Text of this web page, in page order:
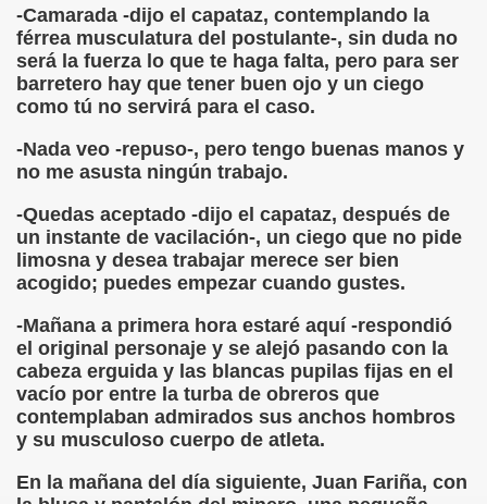
-Camarada -dijo el capataz, contemplando la
férrea musculatura del postulante-, sin duda no
será la fuerza lo que te haga falta, pero para ser
barretero hay que tener buen ojo y un ciego
como tú no servirá para el caso.
-Nada veo -repuso-, pero tengo buenas manos y
no me asusta ningún trabajo.
-Quedas aceptado -dijo el capataz, después de
un instante de vacilación-, un ciego que no pide
limosna y desea trabajar merece ser bien
acogido; puedes empezar cuando gustes.
-Mañana a primera hora estaré aquí -respondió
el original personaje y se alejó pasando con la
cabeza erguida y las blancas pupilas fijas en el
vacío por entre la turba de obreros que
contemplaban admirados sus anchos hombros
y su musculoso cuerpo de atleta.
En la mañana del día siguiente, Juan Fariña, con
Paz)
Figueroa)
(Puri Águila)
las Oposiciones (Elena Rodrigo)
de la Educación Especial de la Mano de
Mi Vida (Teresa Bornez Abascal)
Pérez)
Ayudar a Personas con Discapacidad Visual
(Pedro Zurita)
sánchez Herrero)